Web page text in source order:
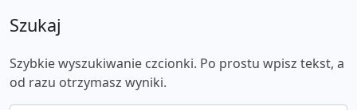
Szukaj
Szybkie wyszukiwanie czcionki. Po prostu wpisz tekst, a
od razu otrzymasz wyniki.